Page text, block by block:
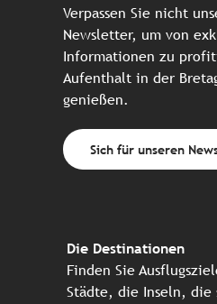
Verpassen Sie nicht
Newsletter, um von
Informationen zu
Aufenthalt in der
genießen.
Sich für unseren
Die Destinationen
Finden Sie
Städte, die Inseln, die